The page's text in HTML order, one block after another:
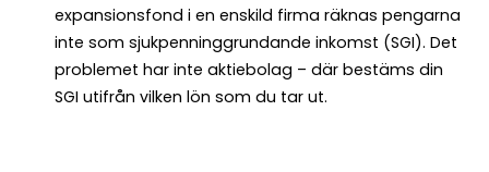
expansionsfond i en enskild firma räknas pengarna
inte som sjukpenninggrundande inkomst (SGI). Det
problemet har inte aktiebolag – där bestäms din
SGI utifrån vilken lön som du tar ut.